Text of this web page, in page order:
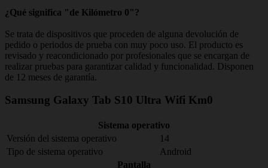
¿Qué significa "de Kilómetro 0"?
Se trata de dispositivos que proceden de alguna devolución de
pedido o periodos de prueba con muy poco uso. El producto es
revisado y reacondicionado por profesionales que se encargan de
realizar pruebas para garantizar calidad y funcionalidad. Disponen
de 12 meses de garantía.
Samsung Galaxy Tab S10 Ultra Wifi Km0
Sistema operativo
Versión del sistema operativo
14
Tipo de sistema operativo
Android
Pantalla